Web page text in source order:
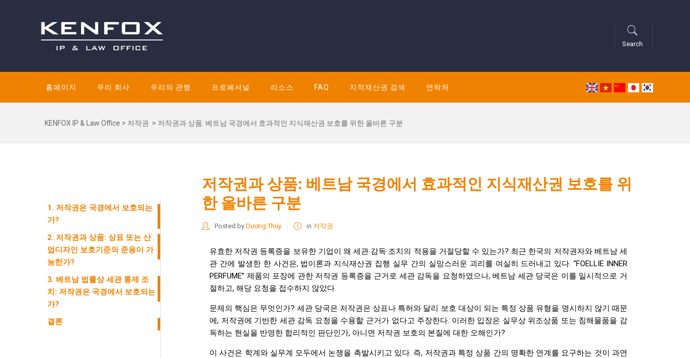
Search
홈페이지 우리 회사 우리의 관행 프로페셔널 리소스 FAQ 지적재산권 검색 연락처
KENFOX IP & Law Office > 저작권 > 저작권과 상품: 베트남 국경에서 효과적인 지식재산권 보호를 위한 올바른 구분
1. 저작권은 국경에서 보호되는
가?
2. 저작권과 상품: 상표 또는 산
업디자인 보호기준의 준용이 가
능한가?
3. 베트남 법률상 세관 통제 조
치: 저작권은 국경에서 보호되는
가?
결론
저작권과 상품: 베트남 국경에서 효과적인 지식재산권 보호를 위
한 올바른 구분
Posted by Dương Thúy in 저작권
유효한 저작권 등록증을 보유한 기업이 왜 세관 감독 조치의 적용을 거절당할 수 있는가? 최근 한국의 저작권자와 베트남 세
관 간에 발생한 한 사건은, 법이론과 지식재산권 집행 실무 간의 실망스러운 괴리를 여실히 드러내고 있다. “FOELLIE INNER
PERFUME” 제품의 포장에 관한 저작권 등록증을 근거로 세관 감독을 요청하였으나, 베트남 세관 당국은 이를 일시적으로 거
절하고, 해당 요청을 접수하지 않았다.
문제의 핵심은 무엇인가? 세관 당국은 저작권은 상표나 특허와 달리 보호 대상이 되는 특정 상품 유형을 명시하지 않기 때문
에, 저작권에 기반한 세관 감독 요청을 수용할 근거가 없다고 주장한다. 이러한 입장은 실무상 위조상품 또는 침해물품을 감
독하는 현실을 반영한 합리적인 판단인가, 아니면 저작권 보호의 본질에 대한 오해인가?
이 사건은 학계와 실무계 모두에서 논쟁을 촉발시키고 있다. 즉, 저작권과 특정 상품 간의 명확한 연계를 요구하는 것이 과연